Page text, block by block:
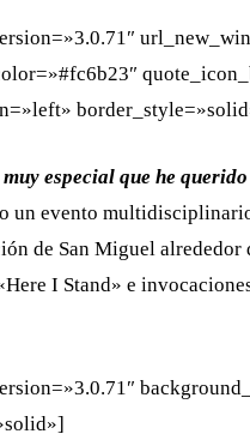
especial que he
un evento
de San Miguel alrededor
I Stand» e